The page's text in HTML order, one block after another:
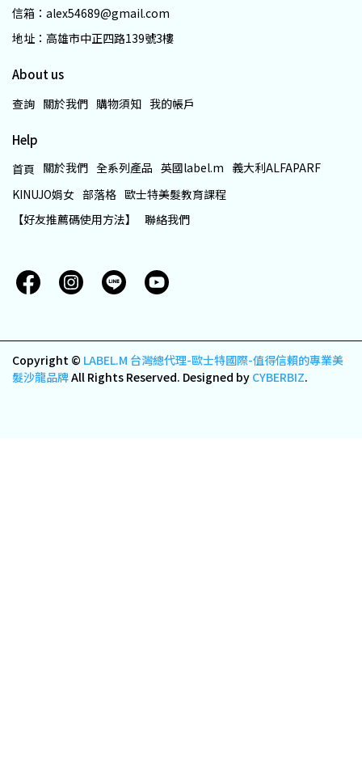
信箱：alex54689@gmail.com
地址：高雄市中正四路139號3樓
About us
查詢 關於我們 購物須知 我的帳戶
Help
首頁 關於我們 全系列產品 英國label.m 義大利ALFAPARF
KINUJO娟女 部落格 歐士特美髮教育課程
【好友推薦碼使用方法】
聯絡我們
Copyright © LABEL.M 台灣總代理-歐士特國際-值得信賴的專業美
髮沙龍品牌All Rights Reserved. Designed by CYBERBIZ.